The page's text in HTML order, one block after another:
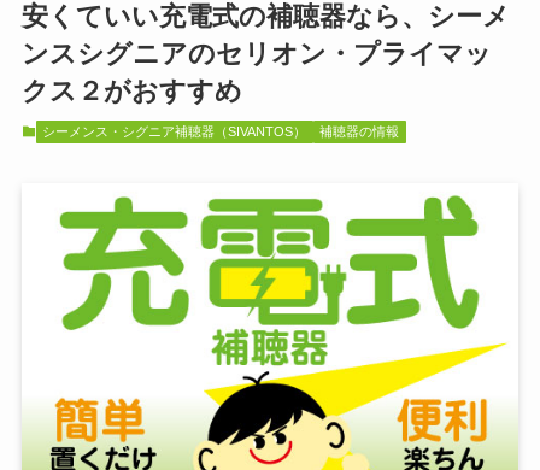
安くていい充電式の補聴器なら、シーメ
ンスシグニアのセリオン・プライマッ
クス２がおすすめ
シーメンス・シグニア補聴器（SIVANTOS） 補聴器の情報